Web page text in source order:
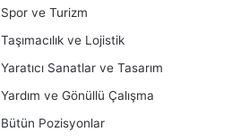
Spor ve Turizm
Taşımacılık ve Lojistik
Yaratıcı Sanatlar ve Tasarım
Yardım ve Gönüllü Çalışma
Bütün Pozisyonlar